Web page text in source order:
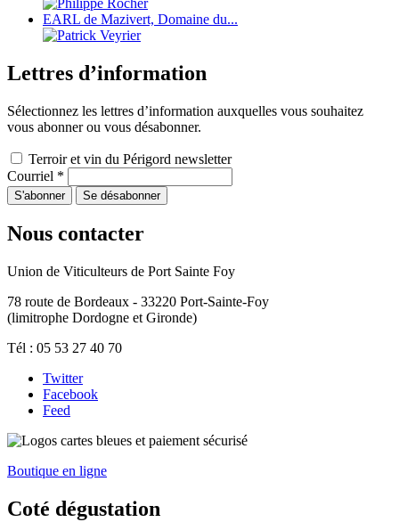
EARL de Mazivert, Domaine du...
Lettres d’information
Sélectionnez les lettres d’information auxquelles vous souhaitez
vous abonner ou vous désabonner.
Terroir et vin du Périgord newsletter
Courriel *
Nous contacter
Union de Viticulteurs de Port Sainte Foy
78 route de Bordeaux - 33220 Port-Sainte-Foy
(limitrophe Dordogne et Gironde)
Tél : 05 53 27 40 70
Twitter
Facebook
Feed
Boutique en ligne
Coté dégustation